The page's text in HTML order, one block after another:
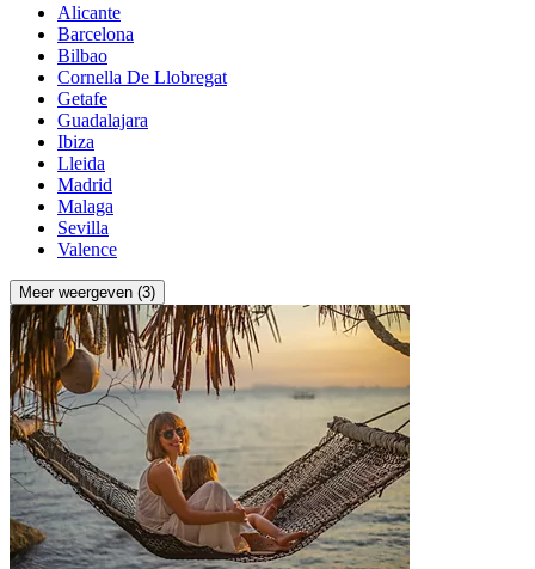
Alicante
Barcelona
Bilbao
Cornella De Llobregat
Getafe
Guadalajara
Ibiza
Lleida
Madrid
Malaga
Sevilla
Valence
Meer weergeven (3)